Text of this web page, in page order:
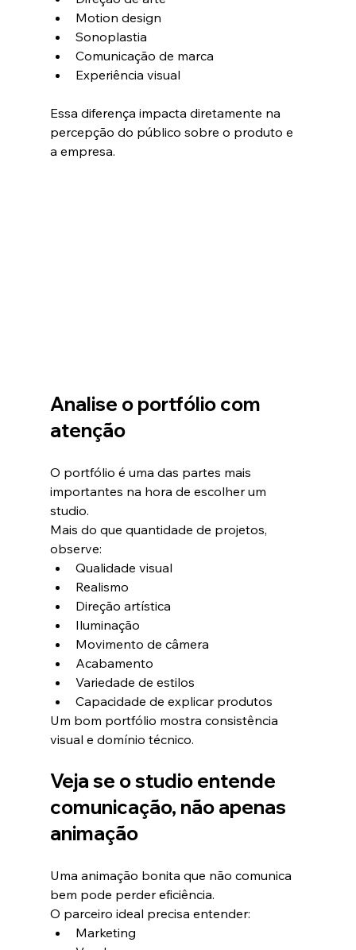
Motion design
Sonoplastia
Comunicação de marca
Experiência visual
Essa diferença impacta diretamente na
percepção do público sobre o produto e
a empresa.
Analise o portfólio com
atenção
O portfólio é uma das partes mais
importantes na hora de escolher um
studio.
Mais do que quantidade de projetos,
observe:
Qualidade visual
Realismo
Direção artística
Iluminação
Movimento de câmera
Acabamento
Variedade de estilos
Capacidade de explicar produtos
Um bom portfólio mostra consistência
visual e domínio técnico.
Veja se o studio entende
comunicação, não apenas
animação
Uma animação bonita que não comunica
bem pode perder eficiência.
O parceiro ideal precisa entender:
Marketing